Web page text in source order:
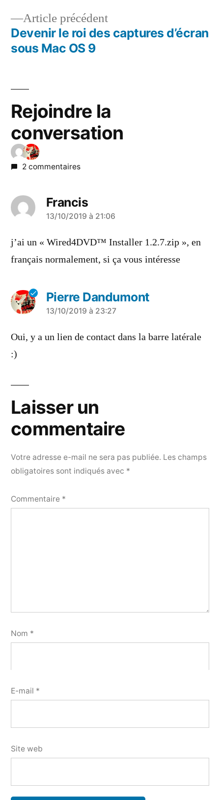
l’article
Article précédentArticle
précédent :
Devenir le roi des captures d’écran
sous Mac OS 9
Rejoindre la
conversation
2 commentaires
Francis
a
dit :
13/10/2019 à 21:06
j’ai un « Wired4DVD™ Installer 1.2.7.zip », en
français normalement, si ça vous intéresse
Pierre Dandumont
a
dit :
13/10/2019 à 23:27
Oui, y a un lien de contact dans la barre latérale
:)
Laisser un
commentaire
Votre adresse e-mail ne sera pas publiée. Les champs
obligatoires sont indiqués avec *
Commentaire *
Nom *
E-mail *
Site web